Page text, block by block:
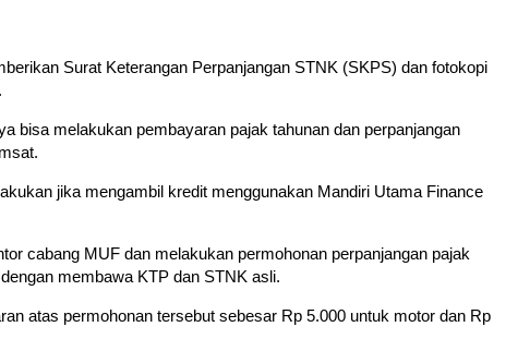
Surat Keterangan Perpanjangan STNK (SKPS) dan fotokopi
bisa melakukan pembayaran pajak tahunan dan perpanjangan
jika mengambil kredit menggunakan Mandiri Utama Finance
cabang MUF dan melakukan permohonan perpanjangan pajak
membawa KTP dan STNK asli.
atas permohonan tersebut sebesar Rp 5.000 untuk motor dan Rp